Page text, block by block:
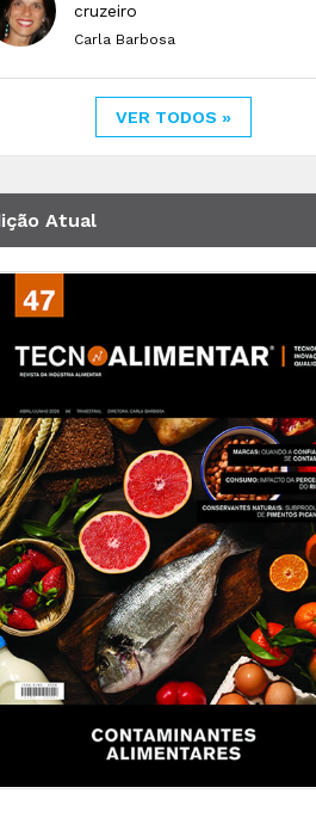
cruzeiro
Carla Barbosa
VER TODOS »
Atual